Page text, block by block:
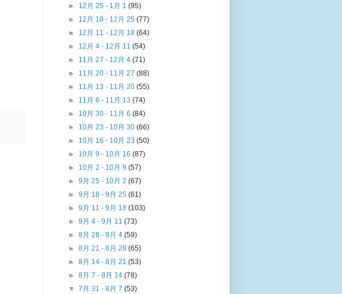
► 12月 25 - 1月 1(95)
► 12月 18 - 12月 25(77)
► 12月 11 - 12月 18(64)
► 12月 4 - 12月 11(54)
► 11月 27 - 12月 4(71)
► 11月 20 - 11月 27(88)
► 11月 13 - 11月 20(55)
► 11月 6 - 11月 13(74)
► 10月 30 - 11月 6(84)
► 10月 23 - 10月 30(66)
► 10月 16 - 10月 23(50)
► 10月 9 - 10月 16(87)
► 10月 2 - 10月 9(57)
►9月 25 - 10月 2(67)
►9月 18 - 9月 25(61)
►9月 11 - 9月 18(103)
►9月 4 - 9月 11(73)
►8月 28 - 9月 4(59)
►8月 21 - 8月 28(65)
►8月 14 - 8月 21(53)
►8月 7 - 8月 14(78)
▼7月 31 - 8月 7(53)